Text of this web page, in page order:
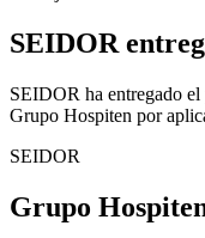
SEIDOR
SEIDOR ha entregado el
Grupo Hospiten por
SEIDOR
Grupo